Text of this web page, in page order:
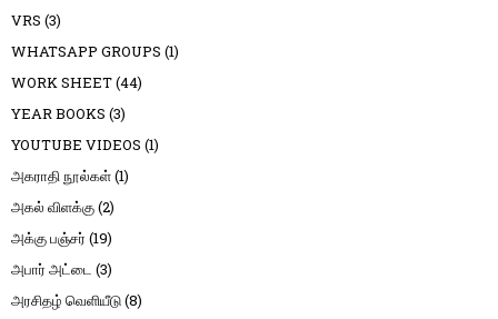
VRS (3)
WHATSAPP GROUPS (1)
WORK SHEET(44)
YEAR BOOKS (3)
YOUTUBE VIDEOS (1)
அகராதி நூல்கள்(1)
அகல் விளக்கு(2)
அக்கு பஞ்சர் (19)
அபார் அட்டை (3)
அரசிதழ் வெளியீடு(8)